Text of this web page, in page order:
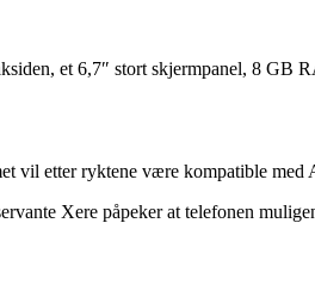
et 6,7″ stort skjermpanel, 8 GB
vil etter ryktene være kompatible med
Xere påpeker at telefonen